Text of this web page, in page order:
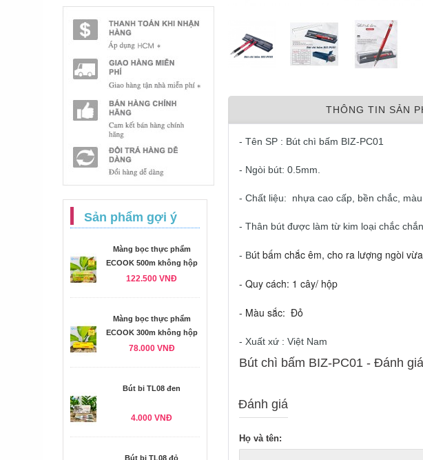
Sản phẩm gợi ý
Màng bọc thực phẩm
ECOOK 500m không hộp
122.500 VNĐ
Màng bọc thực phẩm
ECOOK 300m không hộp
78.000 VNĐ
Bút bi TL08 đen
4.000 VNĐ
Bút bi TL08 đỏ
THÔNG TIN SẢN
- Tên SP : Bút chì bấm BIZ-PC01
- Ngòi bút: 0.5mm.
- Chất liệu: nhựa cao cấp, bền chắc,
- Thân bút được làm từ kim loại chắc
- Bút bấm chắc êm, cho ra lượng ngòi
- Quy cách: 1 cây/ hộp
- Màu sắc: Đỏ
- Xuất xứ : Việt Nam
Bút chì bấm BIZ-PC01 - Ðánh
Đánh giá
Họ và tên: